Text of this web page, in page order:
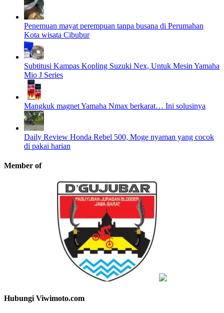
Penemuan mayat perempuan tanpa busana di Perumahan
Kota wisata Cibubur
Subtitusi Kampas Kopling Suzuki Nex, Untuk Mesin Yamaha
Mio J Series
Mangkuk magnet Yamaha Nmax berkarat… Ini solusinya
Daily Review Honda Rebel 500, Moge nyaman yang cocok
di pakai harian
Member of
Hubungi Viwimoto.com